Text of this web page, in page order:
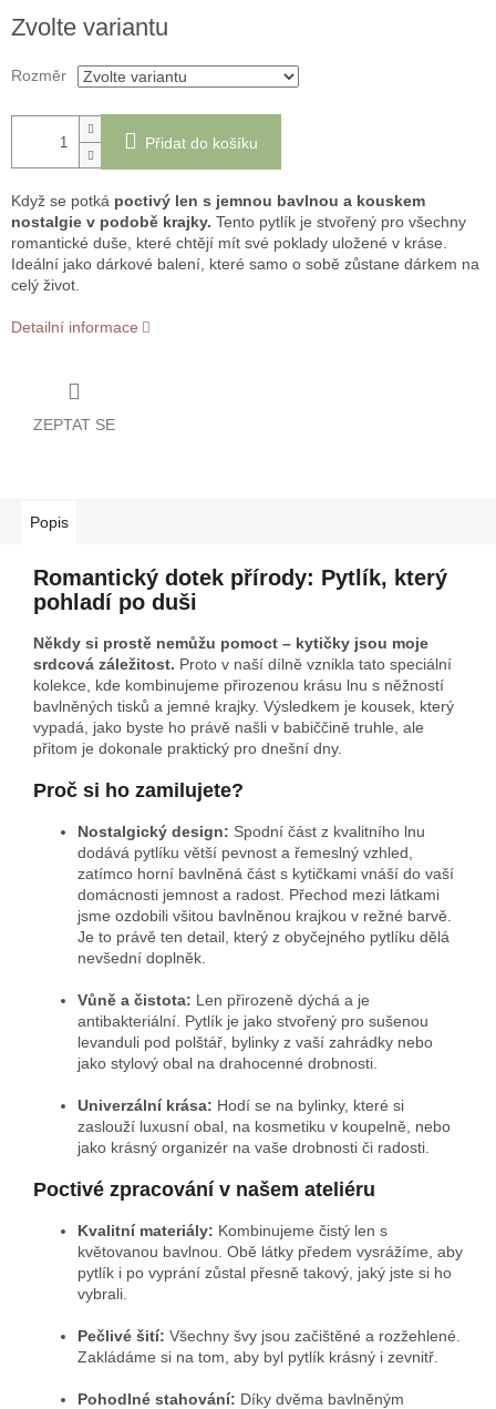
cena:
Zvolte variantu
Rozměr
Přidat do košíku
Když se potká poctivý len s jemnou bavlnou a kouskem
nostalgie v podobě krajky. Tento pytlík je stvořený pro všechny
romantické duše, které chtějí mít své poklady uložené v kráse.
Ideální jako dárkové balení, které samo o sobě zůstane dárkem na
celý život.
Detailní informace
ZEPTAT SE
Popis
Romantický dotek přírody: Pytlík, který
pohladí po duši
Někdy si prostě nemůžu pomoct – kytičky jsou moje
srdcová záležitost. Proto v naší dílně vznikla tato speciální
kolekce, kde kombinujeme přirozenou krásu lnu s něžností
bavlněných tisků a jemné krajky. Výsledkem je kousek, který
vypadá, jako byste ho právě našli v babiččině truhle, ale
přitom je dokonale praktický pro dnešní dny.
Proč si ho zamilujete?
Nostalgický design: Spodní část z kvalitního lnu
dodává pytlíku větší pevnost a řemeslný vzhled,
zatímco horní bavlněná část s kytičkami vnáší do vaší
domácnosti jemnost a radost. Přechod mezi látkami
jsme ozdobili všitou bavlněnou krajkou v režné barvě.
Je to právě ten detail, který z obyčejného pytlíku dělá
nevšední doplněk.
Vůně a čistota: Len přirozeně dýchá a je
antibakteriální. Pytlík je jako stvořený pro sušenou
levanduli pod polštář, bylinky z vaší zahrádky nebo
jako stylový obal na drahocenné drobnosti.
Univerzální krása: Hodí se na bylinky, které si
zaslouží luxusní obal, na kosmetiku v koupelně, nebo
jako krásný organizér na vaše drobnosti či radosti.
Poctivé zpracování v našem ateliéru
Kvalitní materiály: Kombinujeme čistý len s
květovanou bavlnou. Obě látky předem vysrážíme, aby
pytlík i po vyprání zůstal přesně takový, jaký jste si ho
vybrali.
Pečlivé šití: Všechny švy jsou začištěné a rozžehlené.
Zakládáme si na tom, aby byl pytlík krásný i zevnitř.
Pohodlné stahování: Díky dvěma bavlněným